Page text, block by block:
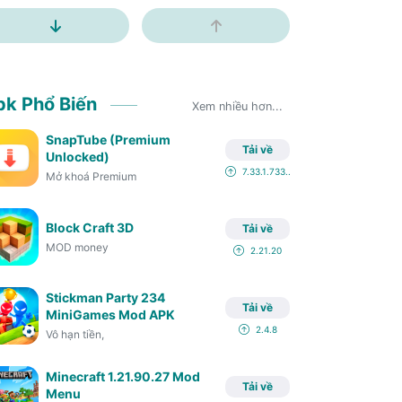
2.19.49
Nettruyen App (
Tap Titans
Shadow of Death
Minecraft 1.19.80.21 Mod
Hay Day
Left to Survive 5.6.1
Phổ Biến Xem nhiều hơn...
SnapTube (Premium
Unlocked)
Mở khoá Premium
Tải về
7.33.1.733...
Block Craft 3D
MOD money
Tải về
2.21.20
Stickman Party 234
MiniGames Mod APK
Vô hạn tiền,
Tải về
2.4.8
Minecraft 1.21.90.27 Mod
Menu
Tải về